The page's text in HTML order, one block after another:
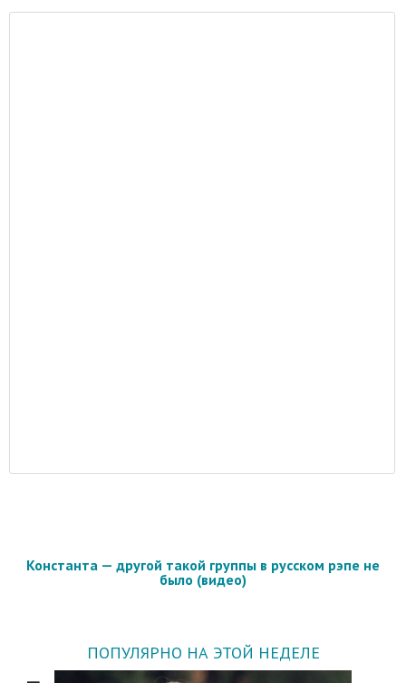
Константа — другой такой группы в русском рэпе не
было (видео)
ПОПУЛЯРНО НА ЭТОЙ НЕДЕЛЕ